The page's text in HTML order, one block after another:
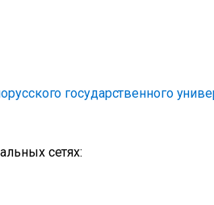
государственного
сетях: